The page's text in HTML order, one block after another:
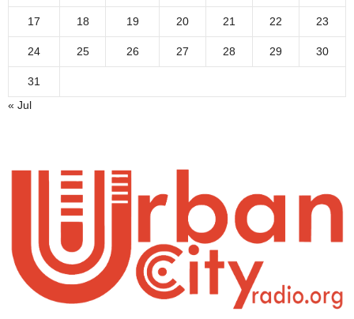
17 18 19 20 21 22 23
24 25 26 27 28 29 30
31
« Jul